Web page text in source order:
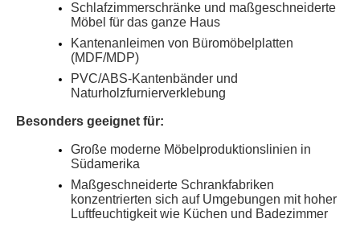
Schlafzimmerschränke und maßgeschneiderte
Möbel für das ganze Haus
Kantenanleimen von Büromöbelplatten
(MDF/MDP)
PVC/ABS-Kantenbänder und
Naturholzfurnierverklebung
Besonders geeignet für:
Große moderne Möbelproduktionslinien in
Südamerika
Maßgeschneiderte Schrankfabriken
konzentrierten sich auf Umgebungen mit hoher
Luftfeuchtigkeit wie Küchen und Badezimmer